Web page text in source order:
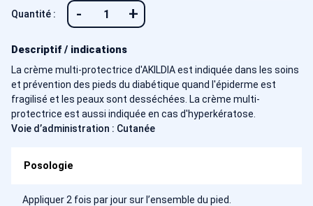
Quantité : - +
Descriptif / indications
La crème multi-protectrice d'AKILDIA est indiquée dans les soins
et prévention des pieds du diabétique quand l'épiderme est
fragilisé et les peaux sont desséchées. La crème multi-
protectrice est aussi indiquée en cas d'hyperkératose.
Voie d’administration : Cutanée
Posologie
Appliquer 2 fois par jour sur l’ensemble du pied.